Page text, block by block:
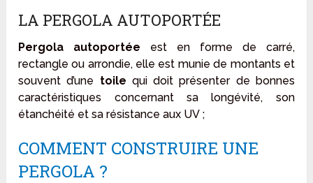
LA PERGOLA AUTOPORTÉE
Pergola autoportée est en forme de carré,
rectangle ou arrondie, elle est munie de montants et
souvent d’une toile qui doit présenter de bonnes
caractéristiques concernant sa longévité, son
étanchéité et sa résistance aux UV ;
COMMENT CONSTRUIRE UNE
PERGOLA ?